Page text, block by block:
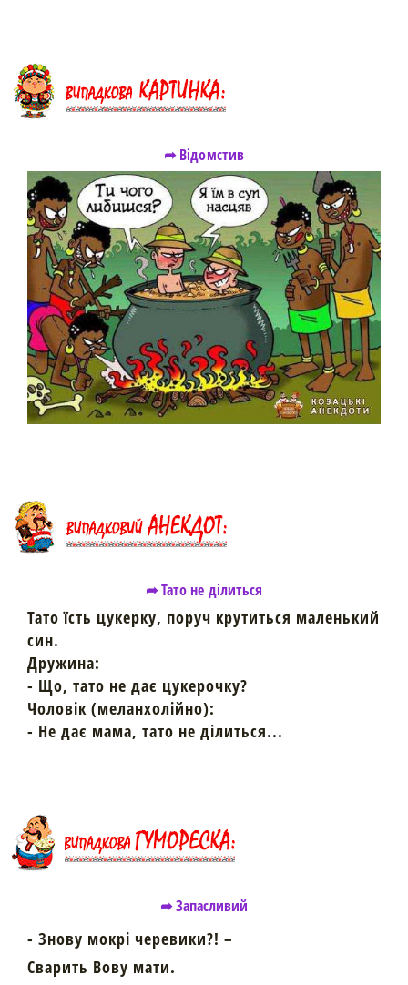
➦ Відомстив
➦ Тато не ділиться
Тато їсть цукерку, поруч крутиться маленький
син.
Дружина:
- Що, тато не дає цукерочку?
Чоловік (меланхолійно):
- Не дає мама, тато не ділиться...
➦ Запасливий
- Знову мокрі черевики?! –
Сварить Вову мати.